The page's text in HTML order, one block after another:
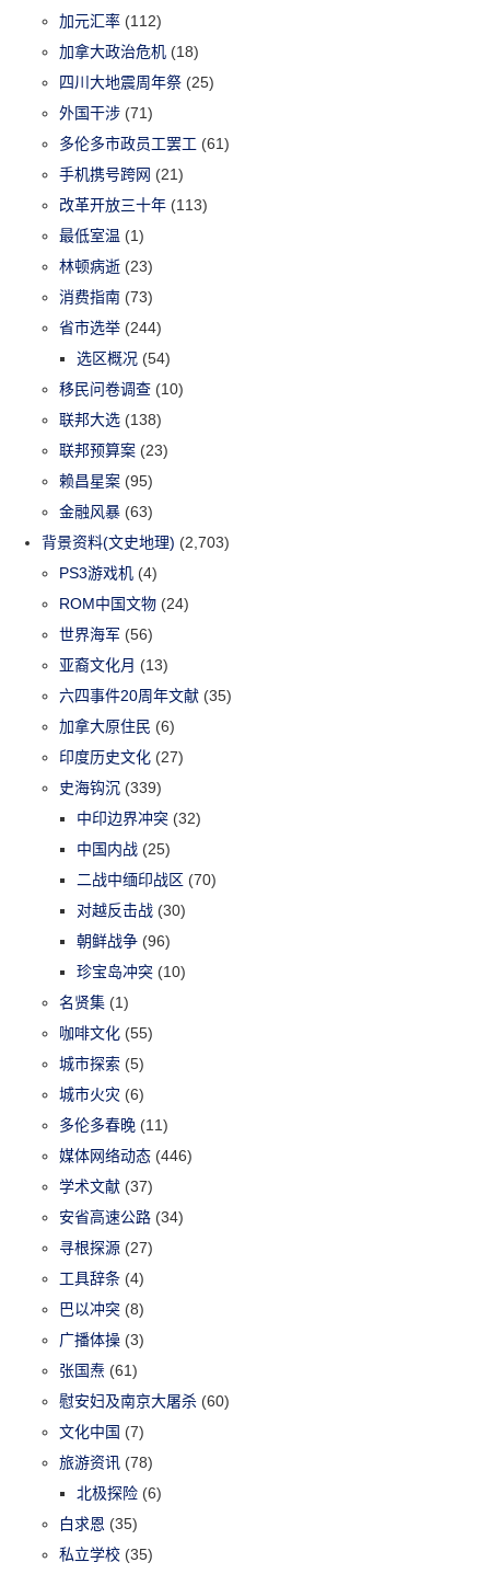
加元汇率 (112)
加拿大政治危机 (18)
四川大地震周年祭 (25)
外国干涉 (71)
多伦多市政员工罢工 (61)
手机携号跨网 (21)
改革开放三十年 (113)
最低室温 (1)
林顿病逝 (23)
消费指南 (73)
省市选举 (244)
选区概况 (54)
移民问卷调查 (10)
联邦大选 (138)
联邦预算案 (23)
赖昌星案 (95)
金融风暴 (63)
背景资料(文史地理) (2,703)
PS3游戏机 (4)
ROM中国文物 (24)
世界海军 (56)
亚裔文化月 (13)
六四事件20周年文献 (35)
加拿大原住民 (6)
印度历史文化 (27)
史海钩沉 (339)
中印边界冲突 (32)
中国内战 (25)
二战中缅印战区 (70)
对越反击战 (30)
朝鲜战争 (96)
珍宝岛冲突 (10)
名贤集 (1)
咖啡文化 (55)
城市探索 (5)
城市火灾 (6)
多伦多春晚 (11)
媒体网络动态 (446)
学术文献 (37)
安省高速公路 (34)
寻根探源 (27)
工具辞条 (4)
巴以冲突 (8)
广播体操 (3)
张国焘 (61)
慰安妇及南京大屠杀 (60)
文化中国 (7)
旅游资讯 (78)
北极探险 (6)
白求恩 (35)
私立学校 (35)